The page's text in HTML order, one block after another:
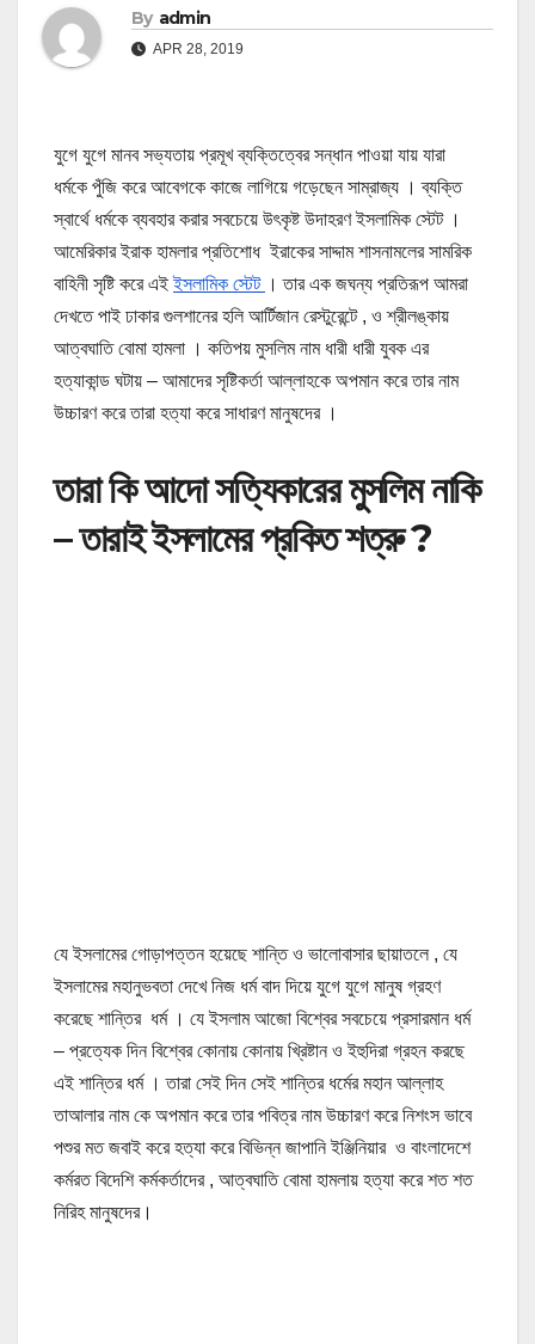
By admin
APR 28, 2019
যুগে যুগে মানব সভ্যতায় প্রমূখ ব্যক্তিত্বের সন্ধান পাওয়া যায় যারা
ধর্মকে পুঁজি করে আবেগকে কাজে লাগিয়ে গড়েছেন সাম্রাজ্য । ব্যক্তি
স্বার্থে ধর্মকে ব্যবহার করার সবচেয়ে উৎকৃষ্ট উদাহরণ ইসলামিক স্টেট ।
আমেরিকার ইরাক হামলার প্রতিশোধ ইরাকের সাদ্দাম শাসনামলের সামরিক
বাহিনী সৃষ্টি করে এইইসলামিক স্টেট । তার এক জঘন্য প্রতিরূপ আমরা
দেখতে পাই ঢাকার গুলশানের হলি আর্টিজান রেস্টুরেন্টে , ও শ্রীলঙ্কায়
আত্বঘাতি বোমা হামলা । কতিপয় মুসলিম নাম ধারী ধারী যুবক এর
হত্যাকান্ড ঘটায় – আমাদের সৃষ্টিকর্তা আল্লাহকে অপমান করে তার নাম
উচ্চারণ করে তারা হত্যা করে সাধারণ মানুষদের ।
তারা কি আদো সত্যিকারের মুসলিম নাকি
– তারাই ইসলামের প্রকিত শত্রু ?
যে ইসলামের গোড়াপত্তন হয়েছে শান্তি ও ভালোবাসার ছায়াতলে , যে
ইসলামের মহানুভবতা দেখে নিজ ধর্ম বাদ দিয়ে যুগে যুগে মানুষ গ্রহণ
করেছে শান্তির ধর্ম । যে ইসলাম আজো বিশ্বের সবচেয়ে প্রসারমান ধর্ম
– প্রত্যেক দিন বিশ্বের কোনায় কোনায় খ্রিষ্টান ও ইহুদিরা গ্রহন করছে
এই শান্তির ধর্ম । তারা সেই দিন সেই শান্তির ধর্মের মহান আল্লাহ
তাআলার নাম কে অপমান করে তার পবিত্র নাম উচ্চারণ করে নিশংস ভাবে
পশুর মত জবাই করে হত্যা করে বিভিন্ন জাপানি ইঞ্জিনিয়ার ও বাংলাদেশে
কর্মরত বিদেশি কর্মকর্তাদের , আত্বঘাতি বোমা হামলায় হত্যা করে শত শত
নিরিহ মানুষদের।